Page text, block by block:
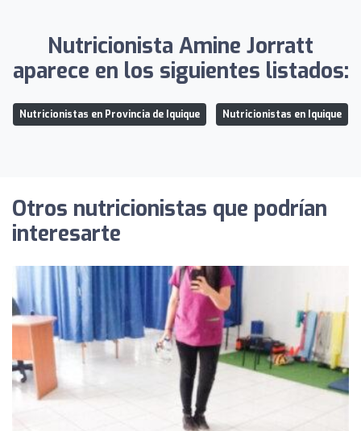
Nutricionista Amine Jorratt
aparece en los siguientes listados:
Nutricionistas en Provincia de Iquique Nutricionistas en Iquique
Otros nutricionistas que podrían
interesarte